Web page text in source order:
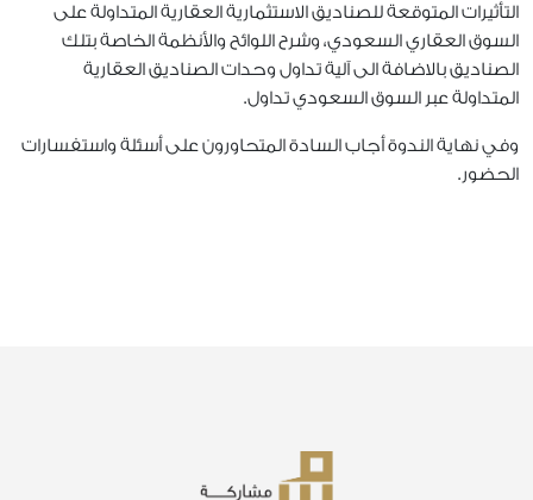
التأثيرات المتوقعة للصناديق الاستثمارية العقارية المتداولة على
السوق العقاري السعودي، وشرح اللوائح والأنظمة الخاصة بتلك
الصناديق بالاضافة الى آلية تداول وحدات الصناديق العقارية
المتداولة عبر السوق السعودي تداول.
وفي نهاية الندوة أجاب السادة المتحاورون على أسئلة واستفسارات
الحضور.